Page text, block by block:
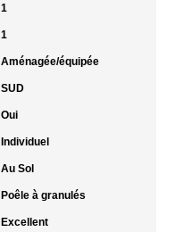
1
1
Aménagée/équipée
SUD
Oui
Individuel
Au Sol
Poêle à granulés
Excellent